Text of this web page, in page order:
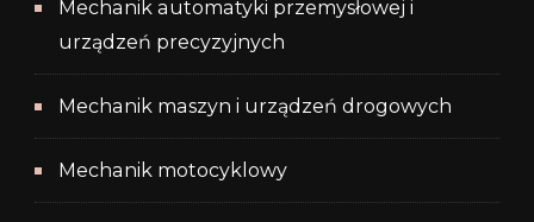
Mechanik automatyki przemysłowej i
urządzeń precyzyjnych
Mechanik maszyn i urządzeń drogowych
Mechanik motocyklowy